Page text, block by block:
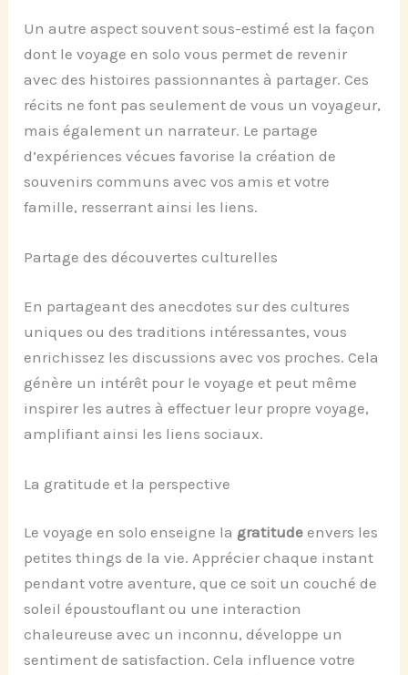
Un autre aspect souvent sous-estimé est la façon
dont le voyage en solo vous permet de revenir
avec des histoires passionnantes à partager. Ces
récits ne font pas seulement de vous un voyageur,
mais également un narrateur. Le partage
d’expériences vécues favorise la création de
souvenirs communs avec vos amis et votre
famille, resserrant ainsi les liens.
Partage des découvertes culturelles
En partageant des anecdotes sur des cultures
uniques ou des traditions intéressantes, vous
enrichissez les discussions avec vos proches. Cela
génère un intérêt pour le voyage et peut même
inspirer les autres à effectuer leur propre voyage,
amplifiant ainsi les liens sociaux.
La gratitude et la perspective
Le voyage en solo enseigne la gratitude envers les
petites things de la vie. Apprécier chaque instant
pendant votre aventure, que ce soit un couché de
soleil époustouflant ou une interaction
chaleureuse avec un inconnu, développe un
sentiment de satisfaction. Cela influence votre